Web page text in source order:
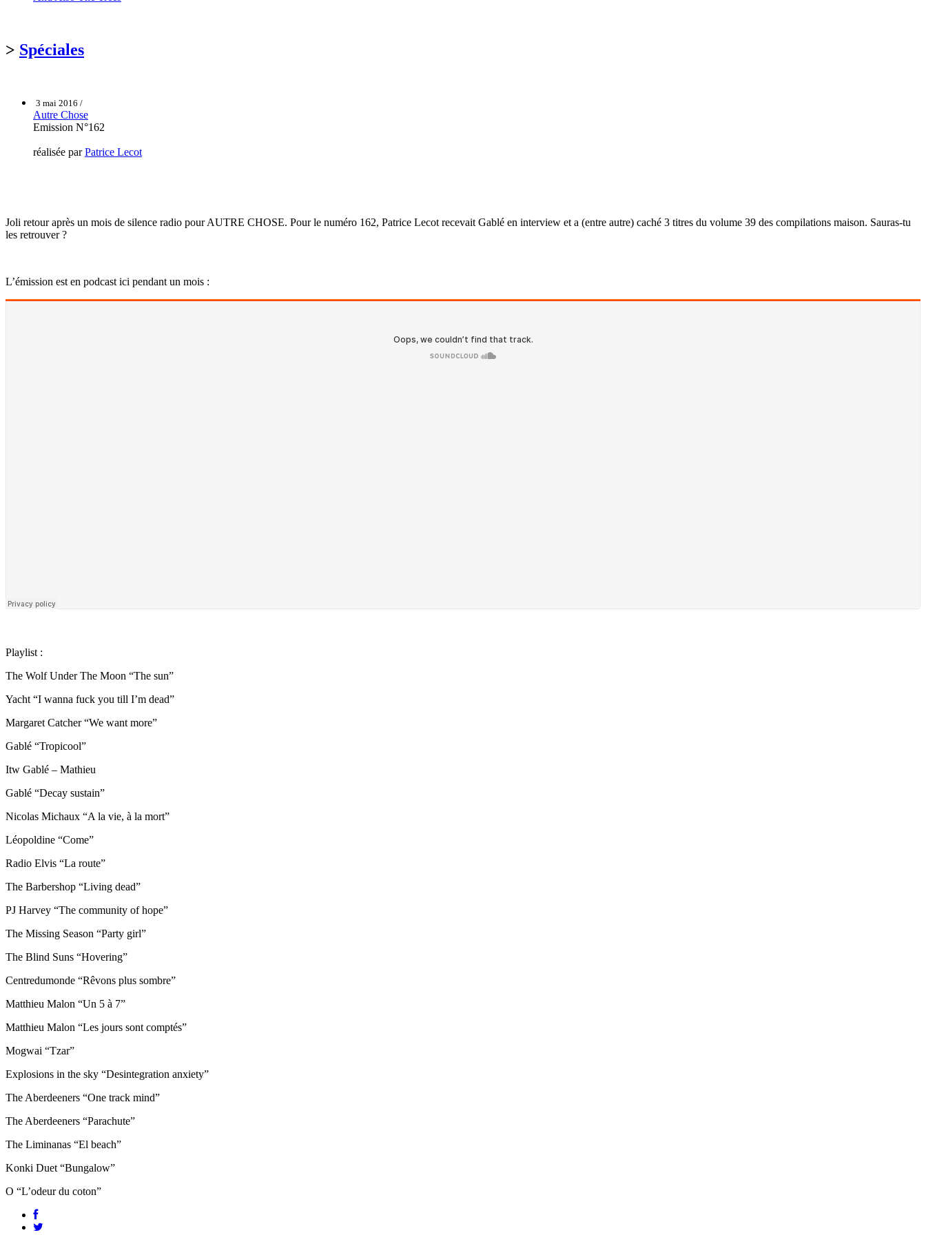
> Spéciales
3 mai 2016 /
Autre Chose
Emission N°162
réalisée parPatrice Lecot
Joli retour après un mois de silence radio pour AUTRE CHOSE. Pour le numéro 162, Patrice Lecot recevait Gablé en interview et a (entre autre) caché 3 titres du volume 39 des compilations maison. Sauras-tu
les retrouver ?
L’émission est en podcast ici pendant un mois :
Playlist :
The Wolf Under The Moon “The sun”
Yacht “I wanna fuck you till I’m dead”
Margaret Catcher “We want more”
Gablé “Tropicool”
Itw Gablé – Mathieu
Gablé “Decay sustain”
Nicolas Michaux “A la vie, à la mort”
Léopoldine “Come”
Radio Elvis “La route”
The Barbershop “Living dead”
PJ Harvey “The community of hope”
The Missing Season “Party girl”
The Blind Suns “Hovering”
Centredumonde “Rêvons plus sombre”
Matthieu Malon “Un 5 à 7”
Matthieu Malon “Les jours sont comptés”
Mogwai “Tzar”
Explosions in the sky “Desintegration anxiety”
The Aberdeeners “One track mind”
The Aberdeeners “Parachute”
The Liminanas “El beach”
Konki Duet “Bungalow”
O “L’odeur du coton”